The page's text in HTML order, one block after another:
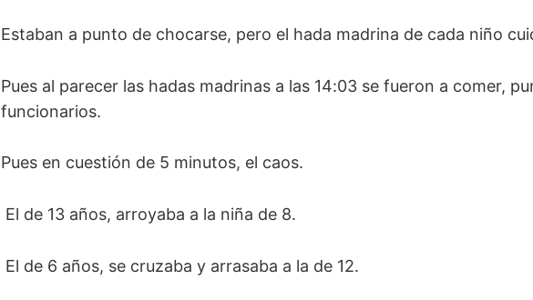
Estaban a punto de chocarse, pero el hada madrina de cada niño
Pues al parecer las hadas madrinas a las 14:03 se fueron a comer,
funcionarios.
Pues en cuestión de 5 minutos, el caos.
El de 13 años, arroyaba a la niña de 8.
El de 6 años, se cruzaba y arrasaba a la de 12.